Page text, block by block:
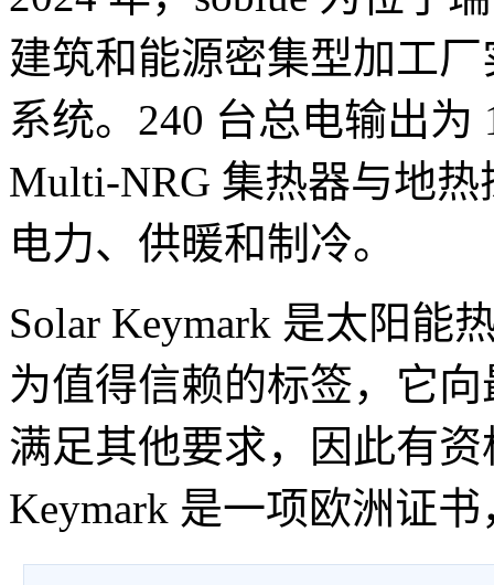
建筑和能源密集型加工
系统。240 台总电输出为
Multi-NRG 集热器与地
电力、供暖和制冷。
Solar Keymark 是太阳能
为值得信赖的标签，它
满足其他要求，因此有
Keymark 是一项欧洲证